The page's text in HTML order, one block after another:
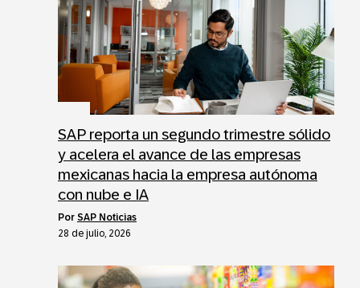
SAP reporta un segundo trimestre sólido
y acelera el avance de las empresas
mexicanas hacia la empresa autónoma
con nube e IA
por SAP Noticias
28 de julio, 2026